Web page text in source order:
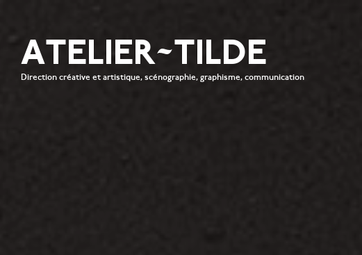
ATELIER~TILDE
Direction créative et artistique, scénographie, graphisme, communication